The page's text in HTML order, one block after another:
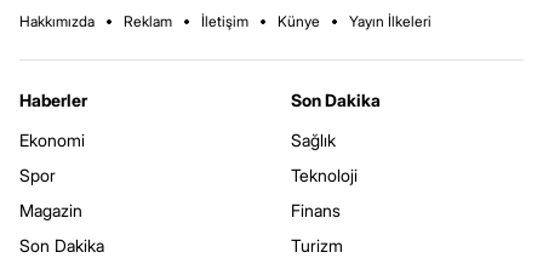
Hakkımızda Reklam İletişim Künye Yayın İlkeleri
Haberler
Ekonomi
Spor
Magazin
Son Dakika
Son Dakika
Sağlık
Teknoloji
Finans
Turizm